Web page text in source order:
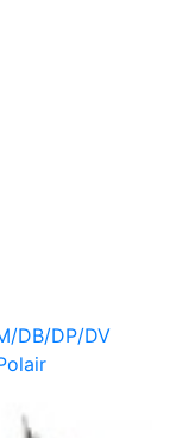
DB/DP/DV